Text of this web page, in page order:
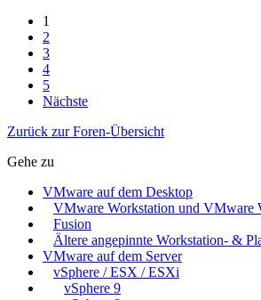
1
2
3
4
5
Nächste
Zurück zur Foren-Übersicht
Gehe zu
VMware auf dem Desktop
VMware Workstation und VMware
Fusion
Ältere angepinnte Workstation- &
VMware auf dem Server
vSphere / ESX / ESXi
vSphere 9